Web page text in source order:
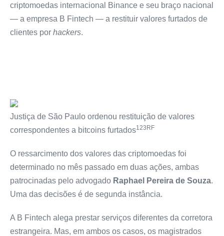
criptomoedas internacional Binance e seu braço nacional
— a empresa B Fintech — a restituir valores furtados de
clientes por hackers.
Justiça de São Paulo ordenou restituição de valores
correspondentes a bitcoins furtados123RF
O ressarcimento dos valores das criptomoedas foi
determinado no mês passado em duas ações, ambas
patrocinadas pelo advogado Raphael Pereira de Souza.
Uma das decisões é de segunda instância.
A B Fintech alega prestar serviços diferentes da corretora
estrangeira. Mas, em ambos os casos, os magistrados